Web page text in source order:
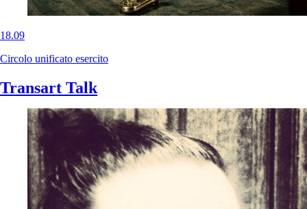
18.09
Circolo unificato esercito
Transart Talk